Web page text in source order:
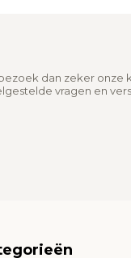
dan zeker onze
vragen en